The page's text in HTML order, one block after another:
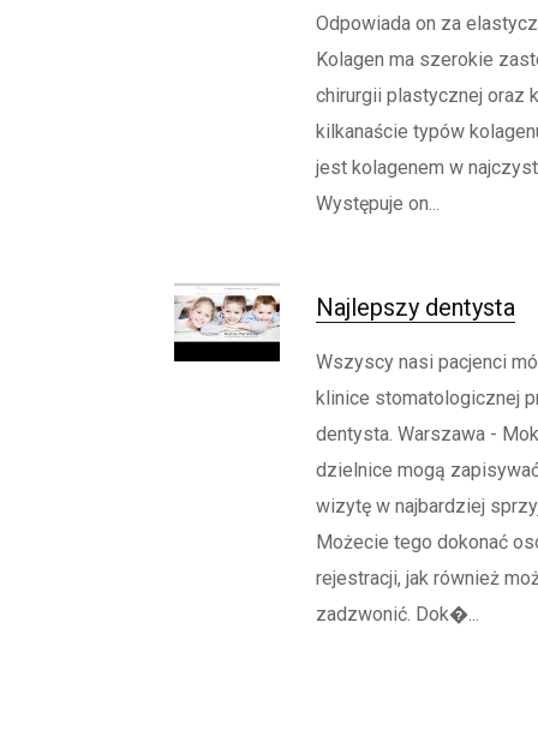
Odpowiada on za
Kolagen ma szerokie
chirurgii plastycznej oraz
kilkanaście typów
jest kolagenem w
Występuje on...
Najlepszy dentysta
Wszyscy nasi pacjenci
klinice stomatologicznej
dentysta. Warszawa -
dzielnice mogą
wizytę w najbardziej
Możecie tego dokonać
rejestracji, jak również
zadzwonić. Dok�...